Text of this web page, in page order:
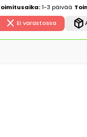
1-3 päivää
close Ei varastossa package_2